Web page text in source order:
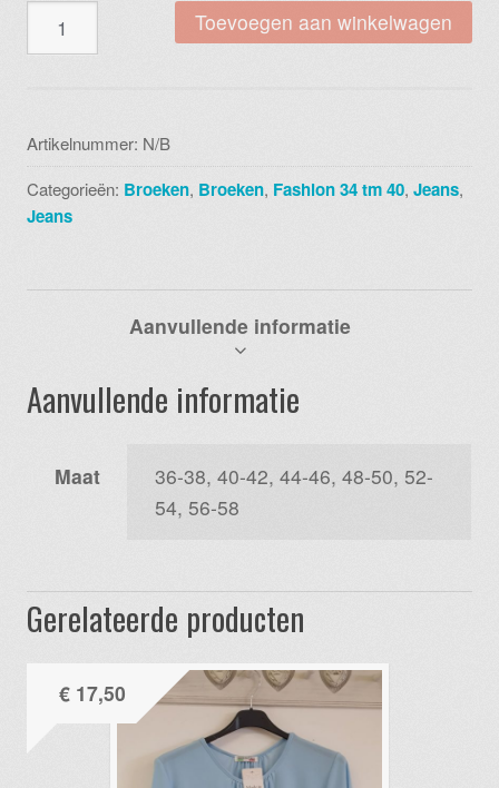
grey
aantal
Toevoegen aan winkelwagen
Artikelnummer: N/B
Categorieën: Broeken, Broeken, Fashion 34 tm 40,Jeans,
Jeans
Aanvullende informatie
Aanvullende informatie
Maat
36-38, 40-42, 44-46, 48-50, 52-
54, 56-58
Gerelateerde producten
€17,50